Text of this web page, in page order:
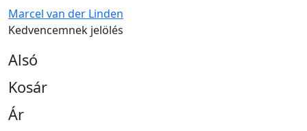
Marcel van der Linden
Kedvencemnek jelölés
Alsó
Kosár
Ár